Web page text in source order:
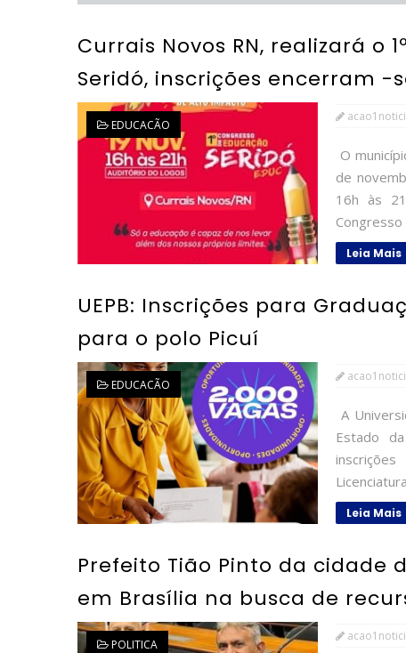
Currais Novos RN, realizará o
Seridó, inscrições encerram -
EDUCACÃO
O
de
16h às
Leia Mais
UEPB: Inscrições para
para o polo Picuí
EDUCACÃO
A
Estado
Leia Mais
Prefeito Tião Pinto da cidade
em Brasília na busca de
POLITICA